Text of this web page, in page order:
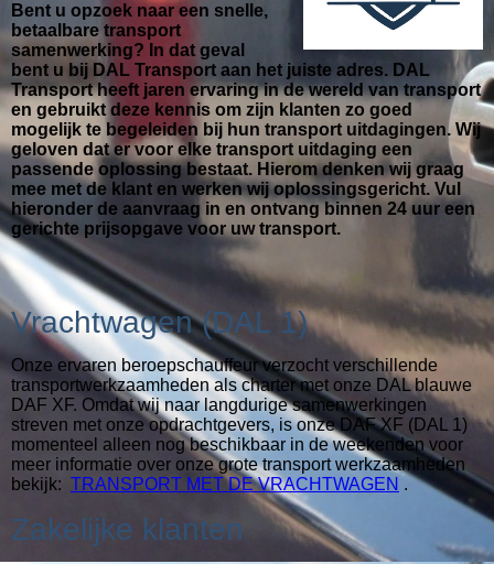
Bent u opzoek naar een snelle,
betaalbare transport
samenwerking? In dat geval
bent u bij DAL Transport aan het juiste adres. DAL
Transport heeft jaren ervaring in de wereld van transport
en gebruikt deze kennis om zijn klanten zo goed
mogelijk te begeleiden bij hun transport uitdagingen. Wij
geloven dat er voor elke transport uitdaging een
passende oplossing bestaat. Hierom denken wij graag
mee met de klant en werken wij oplossingsgericht. Vul
hieronder de aanvraag in en ontvang binnen 24 uur een
gerichte prijsopgave voor uw transport.
Vrachtwagen (DAL 1)
Onze ervaren beroepschauffeur verzocht verschillende
transportwerkzaamheden als charter met onze DAL blauwe
DAF XF. Omdat wij naar langdurige samenwerkingen
streven met onze opdrachtgevers, is onze DAF XF (DAL 1)
momenteel alleen nog beschikbaar in de weekenden voor
meer informatie over onze grote transport werkzaamheden
bekijk: TRANSPORT MET DE VRACHTWAGEN .
Zakelijke klanten